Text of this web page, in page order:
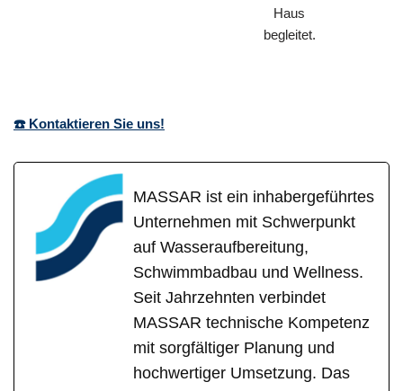
Haus
begleitet.
☎️ Kontaktieren Sie uns!
MASSAR ist ein inhabergeführtes
Unternehmen mit Schwerpunkt
auf Wasseraufbereitung,
Schwimmbadbau und Wellness.
Seit Jahrzehnten verbindet
MASSAR technische Kompetenz
mit sorgfältiger Planung und
hochwertiger Umsetzung. Das